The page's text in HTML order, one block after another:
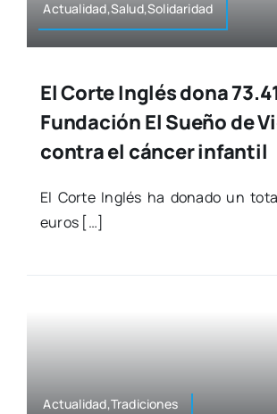
Actualidad,Salud,Solidaridad
El Corte Inglés dona
Fundación El Sueño de
contra el cáncer infantil
El Cor­te Inglés ha dona­do un
euros […]
Actualidad,Tradiciones